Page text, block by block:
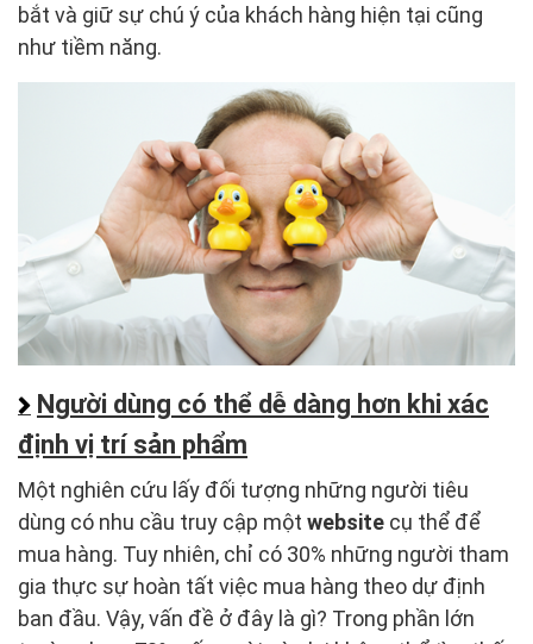
bắt và giữ sự chú ý của khách hàng hiện tại cũng
như tiềm năng.
Người dùng có thể dễ dàng hơn khi xác
định vị trí sản phẩm
Một nghiên cứu lấy đối tượng những người tiêu
dùng có nhu cầu truy cập một website cụ thể để
mua hàng. Tuy nhiên, chỉ có 30% những người tham
gia thực sự hoàn tất việc mua hàng theo dự định
ban đầu. Vậy, vấn đề ở đây là gì? Trong phần lớn